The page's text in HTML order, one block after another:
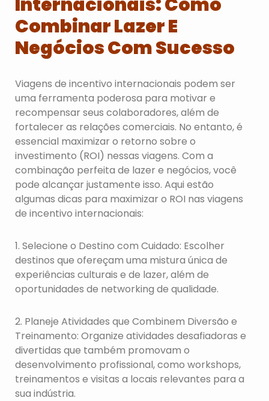
Combinar Lazer E
Negócios Com Sucesso
Viagens de incentivo internacionais podem ser
uma ferramenta poderosa para motivar e
recompensar seus colaboradores, além de
fortalecer as relações comerciais. No entanto, é
essencial maximizar o retorno sobre o
investimento (ROI) nessas viagens. Com a
combinação perfeita de lazer e negócios, você
pode alcançar justamente isso. Aqui estão
algumas dicas para maximizar o ROI nas viagens
de incentivo internacionais:
1. Selecione o Destino com Cuidado: Escolher
destinos que ofereçam uma mistura única de
experiências culturais e de lazer, além de
oportunidades de networking de qualidade.
2. Planeje Atividades que Combinem Diversão e
Treinamento: Organize atividades desafiadoras e
divertidas que também promovam o
desenvolvimento profissional, como workshops,
treinamentos e visitas a locais relevantes para a
sua indústria.